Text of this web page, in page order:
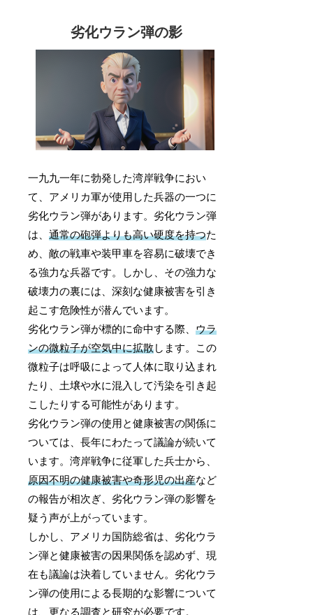
劣化ウラン弾の影
一九九一年に勃発した湾岸戦争におい
て、アメリカ軍が使用した兵器の一つに
劣化ウラン弾があります。劣化ウラン弾
は、通常の砲弾よりも高い硬度を持つた
め、敵の戦車や装甲車を容易に破壊でき
る強力な兵器です。しかし、その強力な
破壊力の裏には、深刻な健康被害を引き
起こす危険性が潜んでいます。
劣化ウラン弾が標的に命中する際、ウラ
ンの微粒子が空気中に拡散します。この
微粒子は呼吸によって人体に取り込まれ
たり、土壌や水に混入して汚染を引き起
こしたりする可能性があります。
劣化ウラン弾の使用と健康被害の関係に
ついては、長年にわたって議論が続いて
います。湾岸戦争に従軍した兵士から、
原因不明の健康被害や奇形児の出産など
の報告が相次ぎ、劣化ウラン弾の影響を
疑う声が上がっています。
しかし、アメリカ国防総省は、劣化ウラ
ン弾と健康被害の因果関係を認めず、現
在も議論は決着していません。劣化ウラ
ン弾の使用による長期的な影響について
は、更なる調査と研究が必要です。